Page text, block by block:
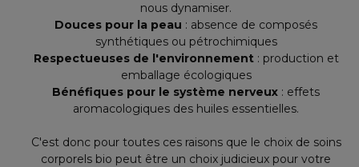
nous dynamiser.
Douces pour la peau : absence de composés
synthétiques ou pétrochimiques
Respectueuses de l'environnement: production et
emballage écologiques
Bénéfiques pour le système nerveux : effets
aromacologiques des huiles essentielles.
C'est donc pour toutes ces raisons que le choix de soins
corporels bio peut être un choix judicieux pour votre